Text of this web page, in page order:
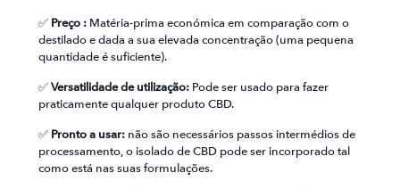
✅ Preço : Matéria-prima económica em comparação com o
destilado e dada a sua elevada concentração (uma pequena
quantidade é suficiente).
✅Versatilidade de utilização: Pode ser usado para fazer
praticamente qualquer produto CBD.
✅ Pronto a usar: não são necessários passos intermédios de
processamento, o isolado de CBD pode ser incorporado tal
como está nas suas formulações.